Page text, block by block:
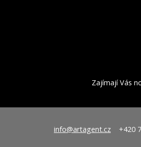
Zajímají Vás
info@artagent.cz +420